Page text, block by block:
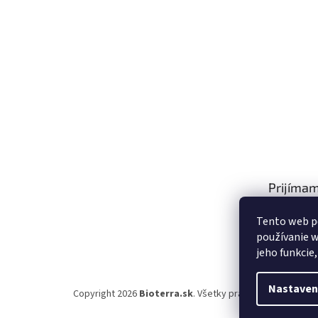
Tento web
používanie
jeho
platby
Copyright 2026 Bioterra.sk. Všetky práva vyhradené.